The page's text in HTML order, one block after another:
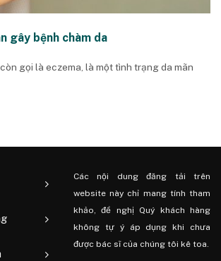
gây bệnh chàm da
gọi là eczema, là một tình trạng da mãn
Các nội dung đăng tải trên
website này chỉ mang tính tham
khảo, đề nghị Quý khách hàng
không tự ý áp dụng khi chưa
được bác sĩ của chúng tôi kê toa.